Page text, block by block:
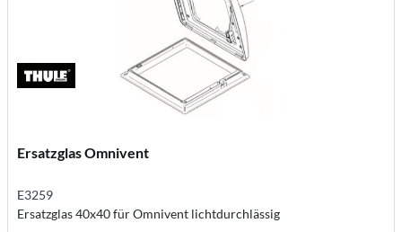
Ersatzglas Omnivent
E3259
Ersatzglas 40x40 für Omnivent lichtdurchlässig